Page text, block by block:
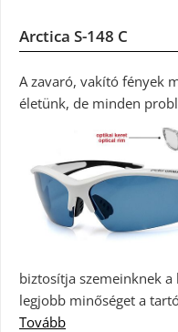
Arctica S-148 C
A zavaró, vakító fények
életünk, de minden
biztosítja szemeinknek a
legjobb minőséget a
Tovább